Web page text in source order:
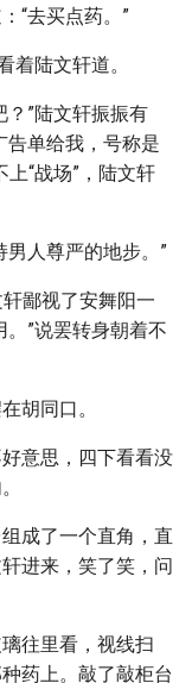
“去买点药。”
着陆文轩道。
？”陆文轩振振有
告单给我，号称是
“战场”，陆文轩
男人尊严的地步。”
轩鄙视了安舞阳一
”说罢转身朝着不
胡同口。
意思，四下看看没
成了一个直角，直
进来，笑了笑，问
往里看，视线扫
药上。敲了敲柜台